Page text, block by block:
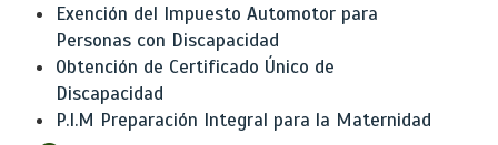
Exención del Impuesto Automotor para
Personas con Discapacidad
Obtención de Certificado Único de
Discapacidad
P.I.M Preparación Integral para la Maternidad